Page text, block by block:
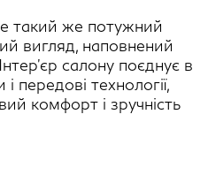
такий же потужний
вигляд, наповнений
салону поєднує в
передові технології,
комфорт і зручність